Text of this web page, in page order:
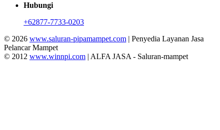
Hubungi
+62877-7733-0203
© 2026 www.saluran-pipamampet.com | Penyedia Layanan Jasa
Pelancar Mampet
© 2012 www.winnpi.com | ALFA JASA - Saluran-mampet